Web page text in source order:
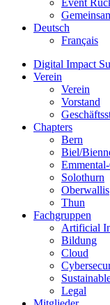
Event
Deutsch
Français
Digital Impact
Verein
Verein
Vorstand
Chapters
Bern
Biel/
Solothurn
Oberwallis
Thun
Fachgruppen
Artificial
Bildung
Cloud
Legal